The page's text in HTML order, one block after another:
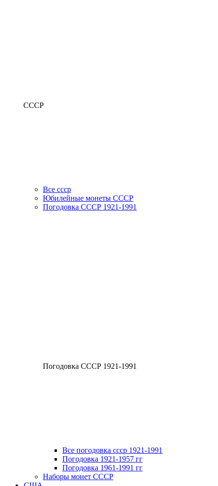
СССР
Все ссср
Юбилейные монеты СССР
Погодовка СССР 1921-1991
Погодовка СССР 1921-1991
Все погодовка ссср 1921-1991
Погодовка 1921-1957 гг
Погодовка 1961-1991 гг
Наборы монет СССР